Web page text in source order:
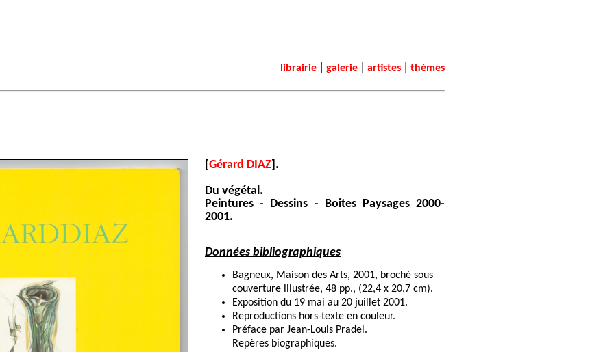
librairie galerie artistes thèmes
[Gérard DIAZ].
Du végétal.
Peintures - Dessins - Boites Paysages 2000-
2001.
Données bibliographiques
Bagneux, Maison des Arts, 2001, broché sous
couverture illustrée, 48 pp., (22,4 x 20,7 cm).
Exposition du 19 mai au 20 juillet 2001.
Reproductions hors-texte en couleur.
Préface par Jean-Louis Pradel.
Repères biographiques.